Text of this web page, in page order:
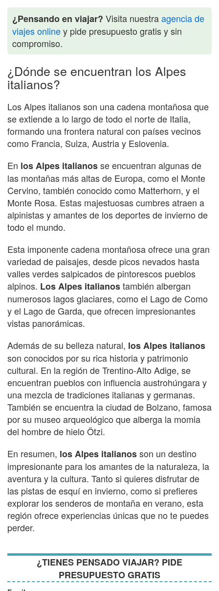
¿Pensando en viajar? Visita nuestraagencia de
viajes onliney pide presupuesto gratis y sin
compromiso.
¿Dónde se encuentran los Alpes
italianos?
Los Alpes italianos son una cadena montañosa que
se extiende a lo largo de todo el norte de Italia,
formando una frontera natural con países vecinos
como Francia, Suiza, Austria y Eslovenia.
En los Alpes italianosse encuentran algunas de
las montañas más altas de Europa, como el Monte
Cervino, también conocido como Matterhorn, y el
Monte Rosa. Estas majestuosas cumbres atraen a
alpinistas y amantes de los deportes de invierno de
todo el mundo.
Esta imponente cadena montañosa ofrece una gran
variedad de paisajes, desde picos nevados hasta
valles verdes salpicados de pintorescos pueblos
alpinos. Los Alpes italianostambién albergan
numerosos lagos glaciares, como el Lago de Como
y el Lago de Garda, que ofrecen impresionantes
vistas panorámicas.
Además de su belleza natural, los Alpes italianos
son conocidos por su rica historia y patrimonio
cultural. En la región de Trentino-Alto Adige, se
encuentran pueblos con influencia austrohúngara y
una mezcla de tradiciones italianas y germanas.
También se encuentra la ciudad de Bolzano, famosa
por su museo arqueológico que alberga la momia
del hombre de hielo Ötzi.
En resumen, los Alpes italianosson un destino
impresionante para los amantes de la naturaleza, la
aventura y la cultura. Tanto si quieres disfrutar de
las pistas de esquí en invierno, como si prefieres
explorar los senderos de montaña en verano, esta
región ofrece experiencias únicas que no te puedes
perder.
¿TIENES PENSADO VIAJAR? PIDE
PRESUPUESTO GRATIS